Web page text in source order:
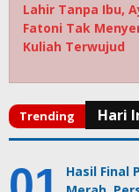
Lahir Tanpa Ibu,
Fatoni Tak
Kuliah Terwujud
Hasil Final